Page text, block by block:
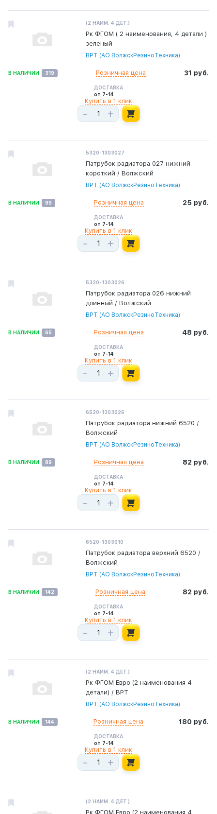
(2 НАИМ. 4 ДЕТ.)
Рк ФГОМ ( 2 наименования, 4 детали )
зеленый
ВРТ (АО ВолжскРезиноТехника)
В НАЛИЧИИ 319 31 руб.
Розничная цена
ДОСТАВКА
от 7-14
- +
Купить в 1 клик
5320-1303027
Патрубок радиатора 027 нижний
короткий / Волжский
ВРТ (АО ВолжскРезиноТехника)
В НАЛИЧИИ 99 25 руб.
Розничная цена
ДОСТАВКА
от 7-14
- +
Купить в 1 клик
5320-1303026
Патрубок радиатора 026 нижний
длинный / Волжский
ВРТ (АО ВолжскРезиноТехника)
В НАЛИЧИИ 65 48 руб.
Розничная цена
ДОСТАВКА
от 7-14
- +
Купить в 1 клик
6520-1303026
Патрубок радиатора нижний 6520 /
Волжский
ВРТ (АО ВолжскРезиноТехника)
В НАЛИЧИИ 89 82 руб.
Розничная цена
ДОСТАВКА
от 7-14
- +
Купить в 1 клик
6520-1303010
Патрубок радиатора верхний 6520 /
Волжский
ВРТ (АО ВолжскРезиноТехника)
В НАЛИЧИИ 142 82 руб.
Розничная цена
ДОСТАВКА
от 7-14
- +
Купить в 1 клик
(2 НАИМ. 4 ДЕТ.)
Рк ФГОМ Евро (2 наименования 4
детали) / ВРТ
ВРТ (АО ВолжскРезиноТехника)
В НАЛИЧИИ 144 180 руб.
Розничная цена
ДОСТАВКА
от 7-14
- +
Купить в 1 клик
(2 НАИМ. 4 ДЕТ.)
Рк ФГОМ Евро (2 наименования 4